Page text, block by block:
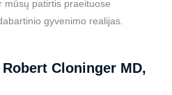
mūsų patirtis praeituose
gyvenimo realijas.
Cloninger MD,